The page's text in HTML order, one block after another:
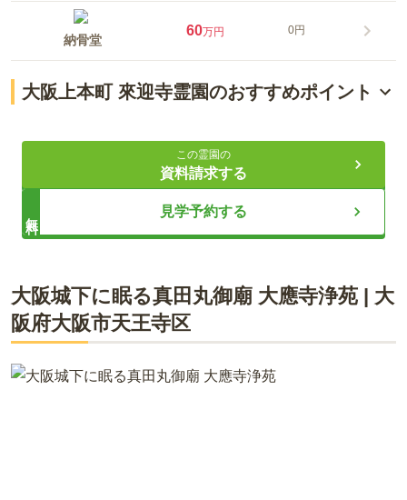
納骨堂
60万円 0円
大阪上本町 來迎寺霊園のおすすめポイント
ペットと共に眠れる安心の永代供養
快適な参拝を支える充実の設備
駅から徒歩圏内の好立地で通いやすい
宗派不問で年間費・管理費も不要な、新しい形の永代供養墓が
と、ご要望に合わせた選択が可能です。園内は完全バリアフリ
この霊園の
資料請求する
見学予約する
大阪城下に眠る真田丸御廟 大應寺浄苑
大
阪府大阪市天王寺区